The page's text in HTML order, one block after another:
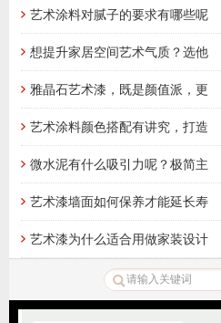
艺术涂料对腻子的要求有哪些呢
想提升家居空间艺术气质？选他
雅晶石艺术漆，既是颜值派，更
艺术涂料颜色搭配有讲究，打造
微水泥有什么吸引力呢？极简主
艺术漆墙面如何保养才能延长寿
艺术漆为什么适合用做家装设计